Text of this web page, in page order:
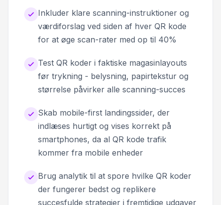
Inkluder klare scanning-instruktioner og
værdiforslag ved siden af hver QR kode
for at øge scan-rater med op til 40%
Test QR koder i faktiske magasinlayouts
før trykning - belysning, papirtekstur og
størrelse påvirker alle scanning-succes
Skab mobile-first landingssider, der
indlæses hurtigt og vises korrekt på
smartphones, da al QR kode trafik
kommer fra mobile enheder
Brug analytik til at spore hvilke QR koder
der fungerer bedst og replikere
succesfulde strategier i fremtidige udgaver